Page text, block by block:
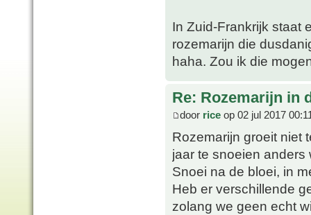
In Zuid-Frankrijk staat
rozemarijn die
haha. Zou ik die
Re: Rozemarijn in
door rice op 02 jul 2017
Rozemarijn groeit niet
jaar te snoeien anders
Snoei na de bloei, in
Heb er verschillende
zolang we geen echt